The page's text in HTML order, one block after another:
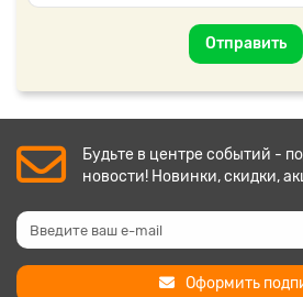
Отправить
Будьте в центре событий -
новости! Новинки, скидки,
Оформить